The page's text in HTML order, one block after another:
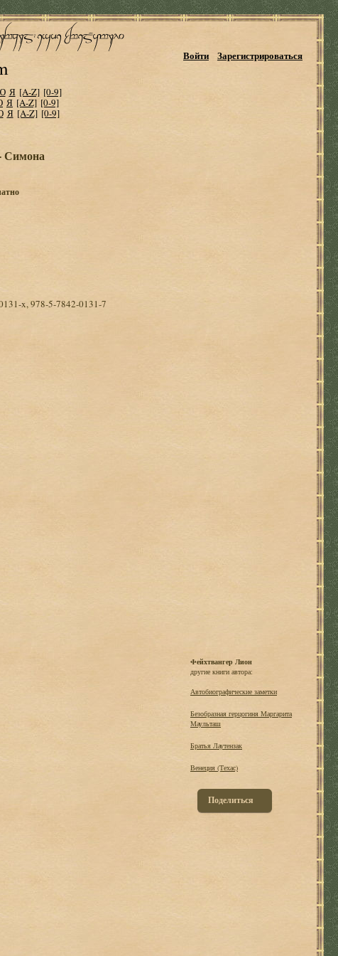
Войти Зарегистрироваться
Я [A-Z] [0-9]
Я [A-Z] [0-9]
Я [A-Z] [0-9]
Симона
x, 978-5-7842-0131-7
Фейхтвангер Лион
другие книги автора:
Автобиографические заметки
Безобразная герцогиня Маргарита
Маульташ
Братья Лаутензак
Венеция (Техас)
Поделиться